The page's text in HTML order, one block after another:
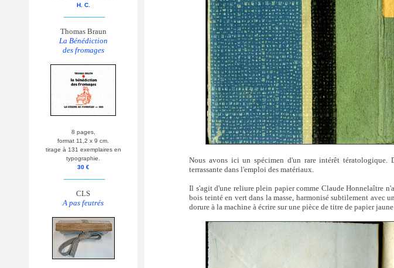
H. C.
Thomas Braun
La Bénédiction
des fromages
8 pages,
format 11,2 x 9 cm.
tirage à 131 exemplaires en
typographie.
30 €
CLS
A pas feutrés
Nous avons ici un spécimen d'un rare intérêt tératologique.
terrassante dans l'emploi des matériaux.
Il s'agit d'une reliure plein papier comme Claude Honnelaître
bois teinté en vert dans la masse, harmonisé subtilement avec
dorure à la machine à écrire sur une pièce de titre de papier jaune